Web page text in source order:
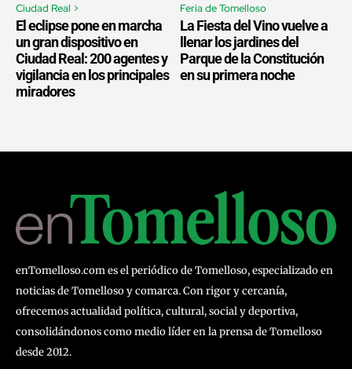
Ciudad Real >
El eclipse pone en marcha
un gran dispositivo en
Ciudad Real: 200 agentes y
vigilancia en los principales
miradores
Feria de Tomelloso
La Fiesta del Vino vuelve a
llenar los jardines del
Parque de la Constitución
en su primera noche
enTomelloso.com es el periódico de Tomelloso, especializado en
noticias de Tomelloso y comarca. Con rigor y cercanía,
ofrecemos actualidad política, cultural, social y deportiva,
consolidándonos como medio líder en la prensa de Tomelloso
desde 2012.